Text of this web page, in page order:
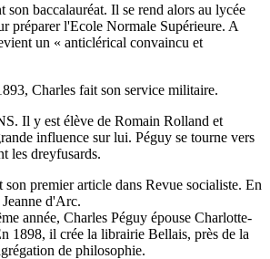
son baccalauréat. Il se rend alors au lycée
préparer l'Ecole Normale Supérieure. A
un « anticlérical convaincu et
Charles fait son service militaire.
Il y est élève de Romain Rolland et
influence sur lui. Péguy se tourne vers
les dreyfusards.
premier article dans Revue socialiste. En
d'Arc.
année, Charles Péguy épouse Charlotte-
1898, il crée la librairie Bellais, près de la
de philosophie.